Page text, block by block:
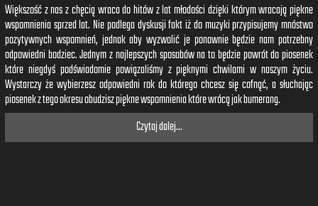
Większość z nas z chęcią wraca do hitów z lat młodości dzięki którym wracają piękne
wspomnienia sprzed lat. Nie podlega dyskusji fakt iż do muzyki przypisujemy mnóstwo
pozytywnych wspomnień, jednak aby wyzwolić je ponownie będzie nam potrzebny
odpowiedni bodziec. Jednym z najlepszych sposobów na to będzie powrót do piosenek
które niegdyś podświadomie powiązaliśmy z pięknymi chwilami w naszym życiu.
Wystarczy że wybierzesz odpowiedni rok do którego chcesz się cofnąć, a słuchając
piosenek z tego okresu obudzisz piękne wspomnienia które wrócą jak bumerang.
Czytaj dalej...